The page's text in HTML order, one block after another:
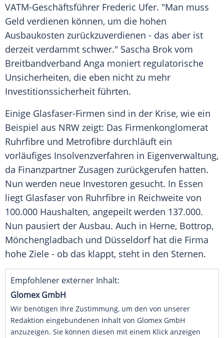
VATM-Geschäftsführer Frederic Ufer. "Man muss
Geld verdienen können, um die hohen
Ausbaukosten zurückzuverdienen - das aber ist
derzeit verdammt schwer." Sascha Brok vom
Breitbandverband Anga moniert regulatorische
Unsicherheiten, die eben nicht zu mehr
Investitionssicherheit führten.
Einige Glasfaser-Firmen sind in der Krise, wie ein
Beispiel aus NRW zeigt: Das Firmenkonglomerat
Ruhrfibre und Metrofibre durchläuft ein
vorläufiges Insolvenzverfahren in Eigenverwaltung,
da Finanzpartner Zusagen zurückgerufen hatten.
Nun werden neue Investoren gesucht. In Essen
liegt Glasfaser von Ruhrfibre in Reichweite von
100.000 Haushalten, angepeilt werden 137.000.
Nun pausiert der Ausbau. Auch in Herne, Bottrop,
Mönchengladbach und Düsseldorf hat die Firma
hohe Ziele - ob das klappt, steht in den Sternen.
Empfohlener externer Inhalt:
Glomex GmbH
Wir benötigen Ihre Zustimmung, um den von unserer
Redaktion eingebundenen Inhalt von Glomex GmbH
anzuzeigen. Sie können diesen mit einem Klick anzeigen